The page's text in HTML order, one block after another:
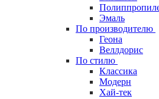
Эмаль
По производителю
Геона
Веллдорис
По стилю
Классика
Модерн
Хай-тек